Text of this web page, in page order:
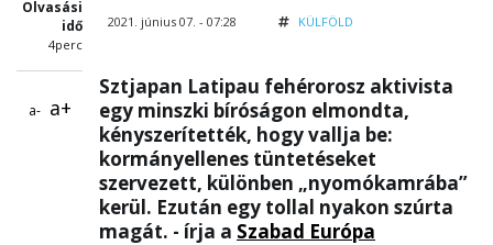
Olvasási
idő
4perc
a- a+
2021. június 07. - 07:28 KÜLFÖLD
Sztjapan Latipau fehérorosz aktivista
egy minszki bíróságon elmondta,
kényszerítették, hogy vallja be:
kormányellenes tüntetéseket
szervezett, különben „nyomókamrába”
kerül. Ezután egy tollal nyakon szúrta
magát. - írja a Szabad Európa